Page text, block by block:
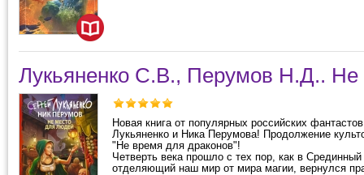
Лукьяненко С.В., Перумов Н.Д..
Новая книга от популярных российских
Лукьяненко и Ника Перумова! Продолжение
"Не время для драконов"!
Четверть века прошло с тех пор, как в
отделяющий наш мир от мира магии, вернулся